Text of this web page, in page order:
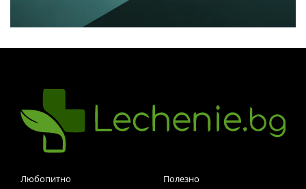
Любопитно
Полезно